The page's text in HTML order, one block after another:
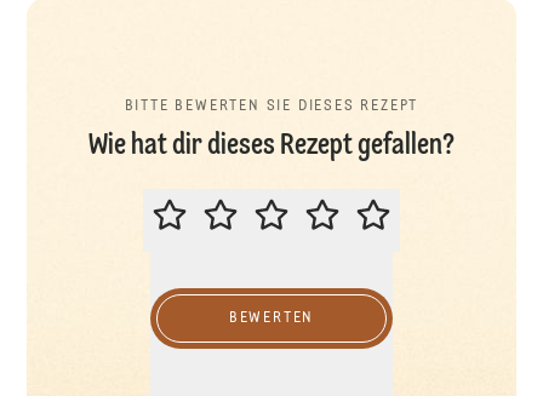
BITTE BEWERTEN SIE DIESES REZEPT
Wie hat dir dieses Rezept gefallen?
BITTE BEWERTEN SIE DIESES
BEWERTEN